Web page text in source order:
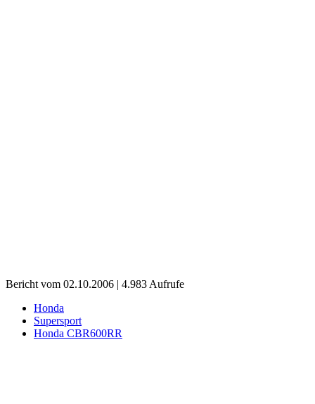
Bericht vom 02.10.2006 | 4.983 Aufrufe
Honda
Supersport
Honda CBR600RR